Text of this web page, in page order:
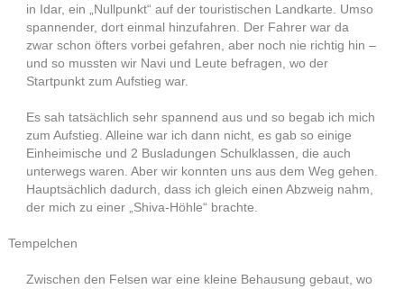
in Idar, ein „Nullpunkt“ auf der touristischen Landkarte. Umso
spannender, dort einmal hinzufahren. Der Fahrer war da
zwar schon öfters vorbei gefahren, aber noch nie richtig hin –
und so mussten wir Navi und Leute befragen, wo der
Startpunkt zum Aufstieg war.
Es sah tatsächlich sehr spannend aus und so begab ich mich
zum Aufstieg. Alleine war ich dann nicht, es gab so einige
Einheimische und 2 Busladungen Schulklassen, die auch
unterwegs waren. Aber wir konnten uns aus dem Weg gehen.
Hauptsächlich dadurch, dass ich gleich einen Abzweig nahm,
der mich zu einer „Shiva-Höhle“ brachte.
Tempelchen
Zwischen den Felsen war eine kleine Behausung gebaut, wo